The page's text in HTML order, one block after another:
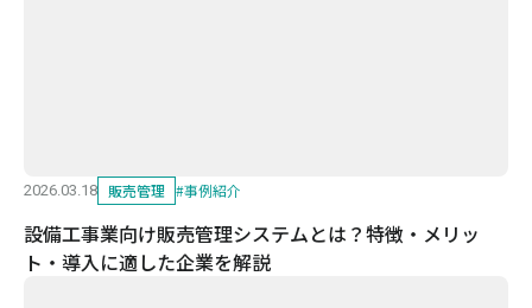
2026.03.18 販売管理 #事例紹介
設備工事業向け販売管理システムとは？特徴・メリッ
ト・導入に適した企業を解説